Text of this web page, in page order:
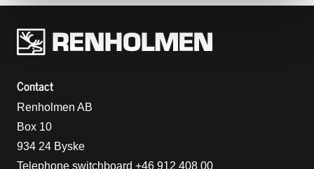
Contact
Renholmen AB
Box 10
934 24 Byske
Telephone switchboard +46 912 408 00